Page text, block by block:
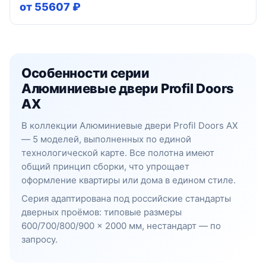
от 55607 ₽
Особенности серии
Алюминиевые двери Profil Doors
AX
В коллекции Алюминиевые двери Profil Doors AX
— 5 моделей, выполненных по единой
технологической карте. Все полотна имеют
общий принцип сборки, что упрощает
оформление квартиры или дома в едином стиле.
Серия адаптирована под российские стандарты
дверных проёмов: типовые размеры
600/700/800/900 × 2000 мм, нестандарт — по
запросу.